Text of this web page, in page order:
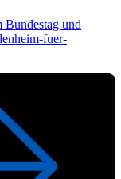
und
fuer-